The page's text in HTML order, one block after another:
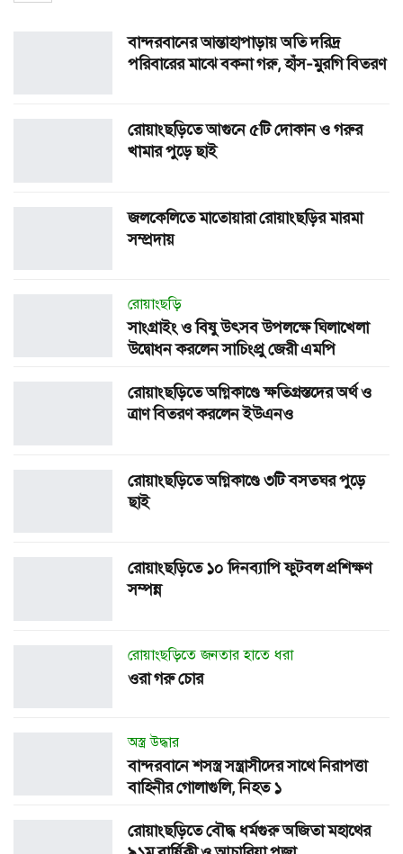
বান্দরবানের আন্তাহাপাড়ায় অতি দরিদ্র
পরিবারের মাঝে বকনা গরু, হাঁস-মুরগি বিতরণ
রোয়াংছড়িতে আগুনে ৫টি দোকান ও গরুর
খামার পুড়ে ছাই
জলকেলিতে মাতোয়ারা রোয়াংছড়ির মারমা
সম্প্রদায়
রোয়াংছড়ি
সাংগ্রাইং ও বিষু উৎসব উপলক্ষে ঘিলাখেলা
উদ্বোধন করলেন সাচিংপ্রু জেরী এমপি
রোয়াংছড়িতে অগ্নিকাণ্ডে ক্ষতিগ্রস্তদের অর্থ ও
ত্রাণ বিতরণ করলেন ইউএনও
রোয়াংছড়িতে অগ্নিকাণ্ডে ৩টি বসতঘর পুড়ে
ছাই
রোয়াংছড়িতে ১০ দিনব্যাপি ফুটবল প্রশিক্ষণ
সম্পন্ন
রোয়াংছড়িতে জনতার হাতে ধরা
ওরা গরু চোর
অস্ত্র উদ্ধার
বান্দরবানে শসস্ত্র সন্ত্রাসীদের সাথে নিরাপত্তা
বাহিনীর গোলাগুলি, নিহত ১
রোয়াংছড়িতে বৌদ্ধ ধর্মগুরু অজিতা মহাথের